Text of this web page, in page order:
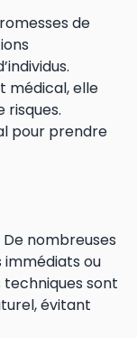
de
médical, elle
risques.
pour prendre
De nombreuses
ou
techniques sont
évitant